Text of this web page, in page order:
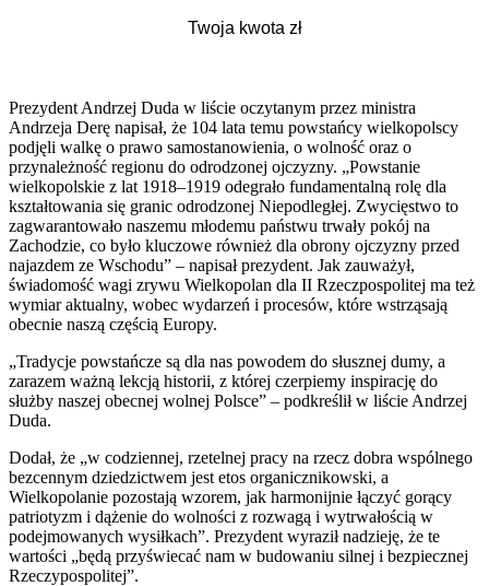
Prezydent Andrzej Duda w liście oczytanym przez ministra
Andrzeja Derę napisał, że 104 lata temu powstańcy wielkopolscy
podjęli walkę o prawo samostanowienia, o wolność oraz o
przynależność regionu do odrodzonej ojczyzny. „Powstanie
wielkopolskie z lat 1918–1919 odegrało fundamentalną rolę dla
kształtowania się granic odrodzonej Niepodległej. Zwycięstwo to
zagwarantowało naszemu młodemu państwu trwały pokój na
Zachodzie, co było kluczowe również dla obrony ojczyzny przed
najazdem ze Wschodu” – napisał prezydent. Jak zauważył,
świadomość wagi zrywu Wielkopolan dla II Rzeczpospolitej ma też
wymiar aktualny, wobec wydarzeń i procesów, które wstrząsają
obecnie naszą częścią Europy.
„Tradycje powstańcze są dla nas powodem do słusznej dumy, a
zarazem ważną lekcją historii, z której czerpiemy inspirację do
służby naszej obecnej wolnej Polsce” – podkreślił w liście Andrzej
Duda.
Dodał, że „w codziennej, rzetelnej pracy na rzecz dobra wspólnego
bezcennym dziedzictwem jest etos organicznikowski, a
Wielkopolanie pozostają wzorem, jak harmonijnie łączyć gorący
patriotyzm i dążenie do wolności z rozwagą i wytrwałością w
podejmowanych wysiłkach”. Prezydent wyraził nadzieję, że te
wartości „będą przyświecać nam w budowaniu silnej i bezpiecznej
Rzeczypospolitej”.